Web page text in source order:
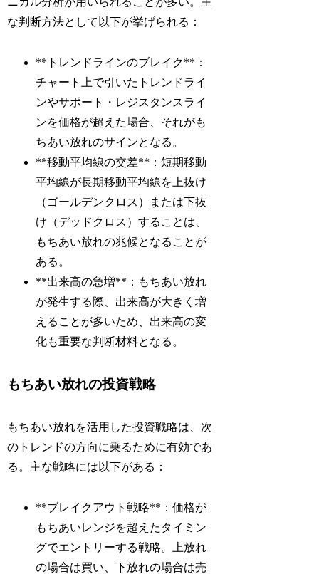
な判断方法として以下が挙げられる：
**トレンドラインのブレイク**：
チャート上で引いたトレンドライ
ンやサポート・レジスタンスライ
ンを価格が超えた場合、それがも
ちあい放れのサインとなる。
**移動平均線の交差**：短期移動
平均線が長期移動平均線を上抜け
（ゴールデンクロス）または下抜
け（デッドクロス）することは、
もちあい放れの兆候となることが
ある。
**出来高の急増**：もちあい放れ
が発生する際、出来高が大きく増
えることが多いため、出来高の変
化も重要な判断材料となる。
もちあい放れの投資戦略
もちあい放れを活用した投資戦略は、次
のトレンドの方向に乗るために有効であ
る。主な戦略には以下がある：
**ブレイクアウト戦略**：価格が
もちあいレンジを超えたタイミン
グでエントリーする戦略。上放れ
の場合は買い、下放れの場合は売